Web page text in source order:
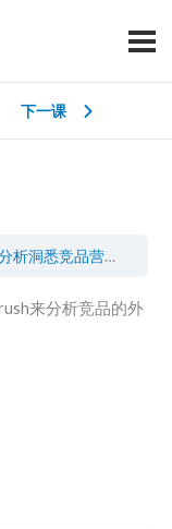
下一课
洞悉竞品营销策略
来分析竞品的外